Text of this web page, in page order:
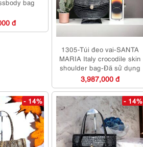
bag
đ
1305-Túi đeo vai-SANTA
MARIA Italy crocodile skin
shoulder bag-Đã sử dụng
3,987,000 đ
- 14% - 14%